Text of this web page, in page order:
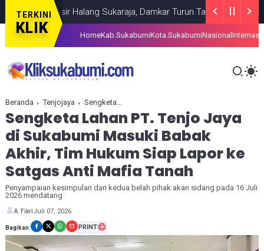
TERKINI
KLIK
Pasir Halang Sukaraja, Damkar Turun Tangan BERITA AUGUST
HomeKab.SukabumiKota.SukabumiNasional
Beranda Tenjojaya Sengketa Lahan PT. Tenjo Jaya di Sukabumi Masuki Babak Akhir, Tim Hukum Siap Lapor ke Satgas Anti Mafia Tanah
Sengketa Lahan PT. Tenjo Jaya
di Sukabumi Masuki Babak
Akhir, Tim Hukum Siap Lapor ke
Satgas Anti Mafia Tanah
Penyampaian kesimpulan dari kedua belah pihak akan sidang pada 16 Juli
2026 mendatang
A. FikriJuli 07, 2026
Bagikan: PRINT